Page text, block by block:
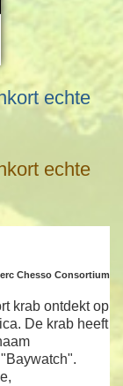
echte
echte
Chesso Consortium
krab ontdekt op
De krab heeft